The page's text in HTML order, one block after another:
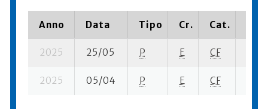
Anno Data Tipo Cr. Cat.
2025 25/05 P E CF
2025 05/04 P E CF